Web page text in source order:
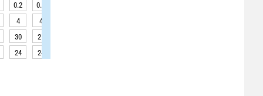
0.2 0.2
4 4
30 25
24 24